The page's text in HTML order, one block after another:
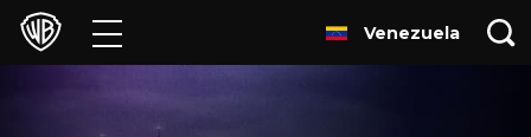
Películas Venezuela